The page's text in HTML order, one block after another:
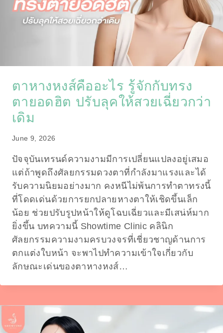
ตาหางหงส์คืออะไร รู้จักกับทรง
ตายอดฮิต ปรับลุคให้สวยเฉี่ยวกว่า
เดิม
June 9, 2026
ปัจจุบันเทรนด์ความงามมีการเปลี่ยนแปลงอยู่เสมอ
แต่ถ้าพูดถึงศัลยกรรมดวงตาที่กำลังมาแรงและได้
รับความนิยมอย่างมาก คงหนีไม่พ้นการทำตาทรงนี้
ที่โดดเด่นด้วยการยกปลายหางตาให้เชิดขึ้นเล็ก
น้อย ช่วยปรับรูปหน้าให้ดูโฉบเฉี่ยวและมีเสน่ห์มาก
ยิ่งขึ้น บทความนี้ Showtime Clinic คลินิก
ศัลยกรรมความงามครบวงจรที่เชี่ยวชาญด้านการ
ตกแต่งใบหน้า จะพาไปทำความเข้าใจเกี่ยวกับ
ลักษณะเด่นของตาหางหงส์…